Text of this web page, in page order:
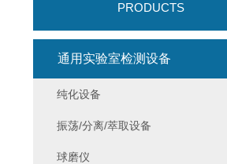
PRODUCTS
通用实验室检测设备
纯化设备
振荡/分离/萃取设备
球磨仪